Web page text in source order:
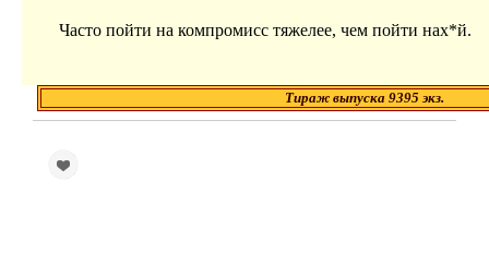
Часто пойти на компромисс тяжелее, чем пойти нах*й.
Тираж выпуска 9395 экз.